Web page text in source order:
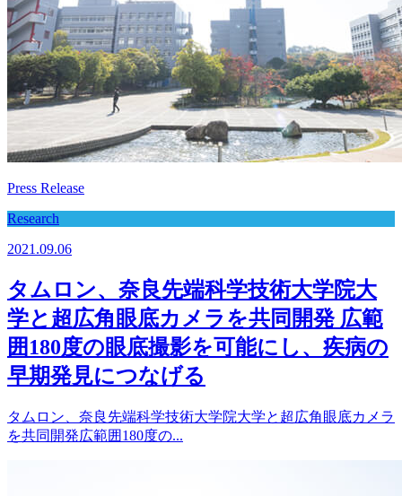
Press Release
Research
2021.09.06
タムロン、奈良先端科学技術大学院大
学と超広角眼底カメラを共同開発 広範
囲180度の眼底撮影を可能にし、疾病の
早期発見につなげる
タムロン、奈良先端科学技術大学院大学と超広角眼底カメラ
を共同開発広範囲180度の...